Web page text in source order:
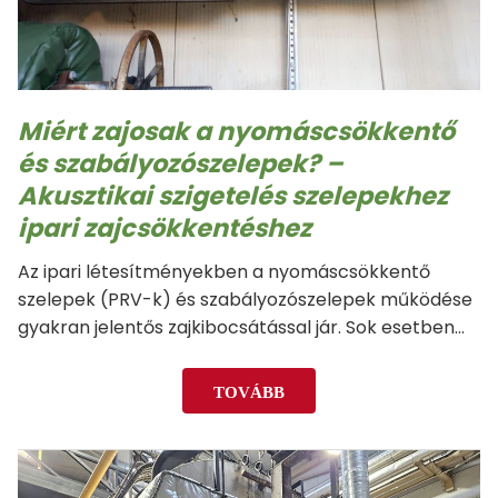
Miért zajosak a nyomáscsökkentő
és szabályozószelepek? –
Akusztikai szigetelés szelepekhez
ipari zajcsökkentéshez
Az ipari létesítményekben a nyomáscsökkentő
szelepek (PRV-k) és szabályozószelepek működése
gyakran jelentős zajkibocsátással jár. Sok esetben
túlzott hangterhelés kedvezőtlenül befolyásolhatja a
munkakörnyezetet, a kommunikációt és az üzemi
TOVÁBB